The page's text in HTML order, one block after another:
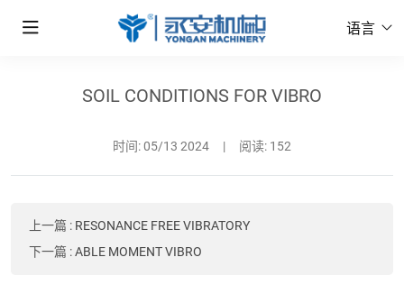
语言
SOIL CONDITIONS FOR VIBRO
时间:05/13 2024 | 阅读: 152
上一篇 : RESONANCE FREE VIBRATORY
下一篇 :ABLE MOMENT VIBRO